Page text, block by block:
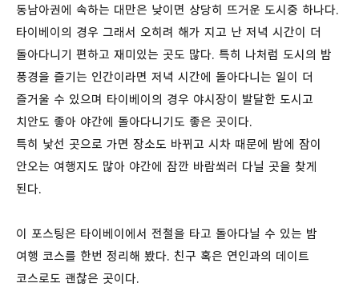
동남아권에 속하는 대만은 낮이면 상당히 뜨거운 도시중 하나다.
타이베이의 경우 그래서 오히려 해가 지고 난 저녁 시간이 더
돌아다니기 편하고 재미있는 곳도 많다. 특히 나처럼 도시의 밤
풍경을 즐기는 인간이라면 저녁 시간에 돌아다니는 일이 더
즐거울 수 있으며 타이베이의 경우 야시장이 발달한 도시고
치안도 좋아 야간에 돌아다니기도 좋은 곳이다.
특히 낯선 곳으로 가면 장소도 바뀌고 시차 때문에 밤에 잠이
안오는 여행지도 많아 야간에 잠깐 바람쐬러 다닐 곳을 찾게
된다.
이 포스팅은 타이베이에서 전철을 타고 돌아다닐 수 있는 밤
여행 코스를 한번 정리해 봤다. 친구 혹은 연인과의 데이트
코스로도 괜찮은 곳이다.